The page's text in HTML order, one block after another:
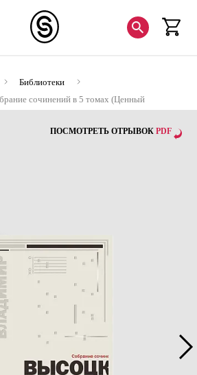
Библиотеки
сочинений в 5 томах (Ценный
ПОСМОТРЕТЬ ОТРЫВОК PDF